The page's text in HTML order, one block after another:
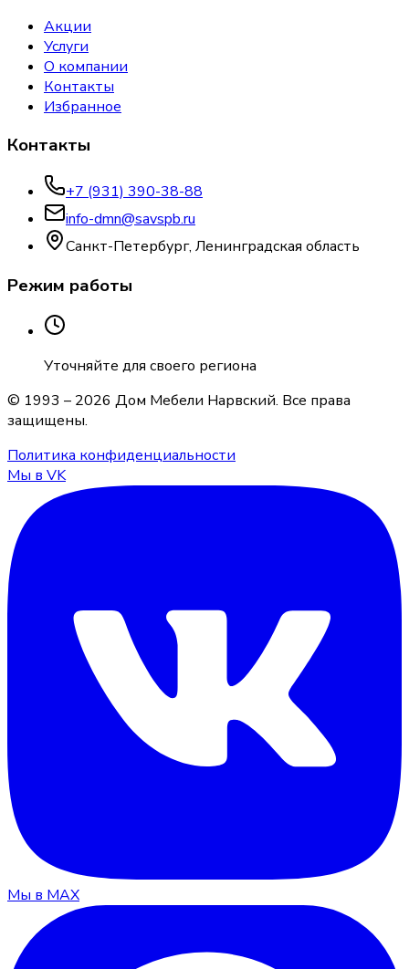
Акции
Услуги
О компании
Контакты
Избранное
Контакты
+7 (931) 390-38-88
info-dmn@savspb.ru
Санкт-Петербург, Ленинградская область
Режим работы
Уточняйте для своего региона
© 1993 – 2026 Дом Мебели Нарвский. Все права
защищены.
Политика конфиденциальности
Мы в VK
Мы в MAX